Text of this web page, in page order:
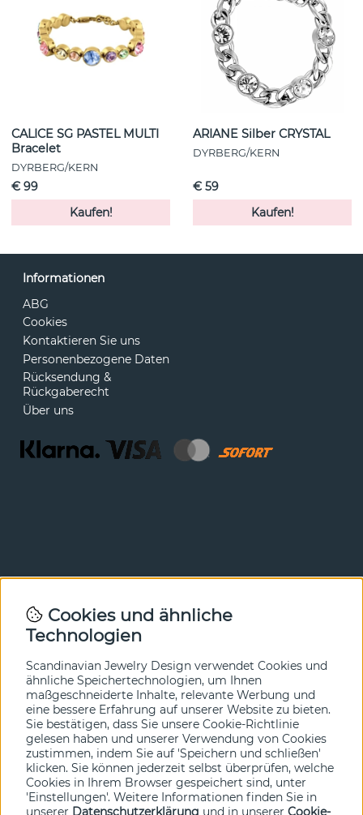
CALICE SG PASTEL MULTI
Bracelet
DYRBERG/KERN
€ 99
Kaufen!
ARIANE Silber CRYSTAL
DYRBERG/KERN
€ 59
Kaufen!
Informationen
ABG
Cookies
Kontaktieren Sie uns
Personenbezogene Daten
Rücksendung &
Rückgaberecht
Über uns
Newsletter
In unserem Newsletter erfahren Sie vor allen anderen
hier an.
Ja bitte!
Cookies und ähnliche
Technologien
Scandinavian Jewelry Design verwendet Cookies und
ähnliche Speichertechnologien, um Ihnen
maßgeschneiderte Inhalte, relevante Werbung und
eine bessere Erfahrung auf unserer Website zu bieten.
Sie bestätigen, dass Sie unsere Cookie-Richtlinie
gelesen haben und unserer Verwendung von Cookies
zustimmen, indem Sie auf 'Speichern und schließen'
klicken. Sie können jederzeit selbst überprüfen, welche
Cookies in Ihrem Browser gespeichert sind, unter
'Einstellungen'. Weitere Informationen finden Sie in
unserer Datenschutzerklärung und in unserer Cookie-